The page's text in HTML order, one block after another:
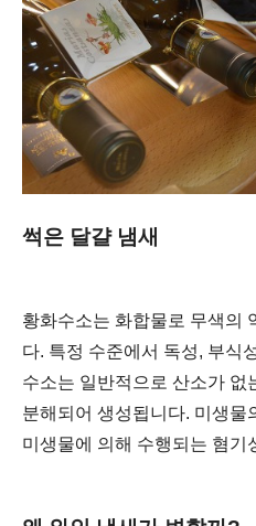
썩은 달걀 냄새
황화수소는 화합물로 무색의
다. 특정 수준에서 독성, 부식
수소는 일반적으로 산소가 없
분해되어 생성됩니다. 미생물
미생물에 의해 수행되는 혐기